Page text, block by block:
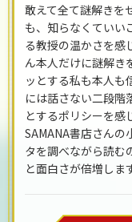
敢えて全て謎解きを
も、知らなくていい
る教授の温かさを感
ん本人だけに謎解き
ッとする私も本人も
には話さない二段階
とするポリシーを感
SAMANA書店さんの
タを調べながら読む
と面白さが倍増しま